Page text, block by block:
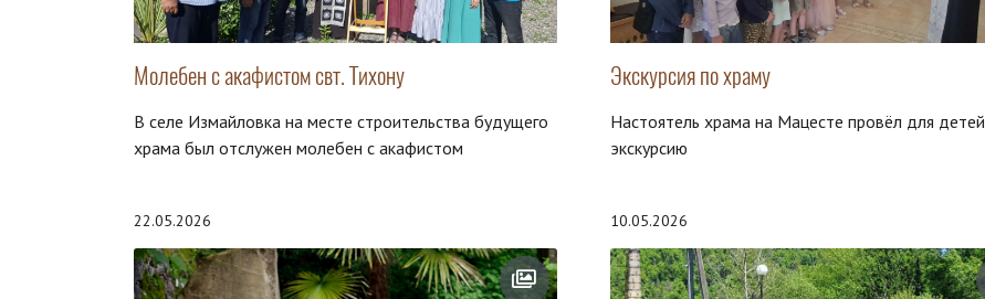
Молебен с акафистом свт. Тихону
В селе Измайловка на месте строительства будущего
храма был отслужен молебен с акафистом
Экскурсия по храму
Настоятель храма на Мацесте провёл для детей
экскурсию
22.05.2026 10.05.2026